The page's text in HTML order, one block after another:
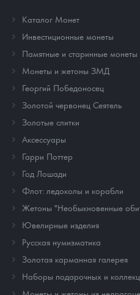
Каталог Монет
Инвестиционные монеты
Памятные и старинные монеты
Монеты и жетоны ЗМД
Георгий Победоносец
Золотой червонец Сеятель
Золотые слитки
Аксессуары
Гарри Поттер
Год Лошади
Флот: ледоколы и корабли
Жетоны "Необыкновенные
Ювелирные изделия
Русская нумизматика
Золотая карманная галерея
Наборы подарочных и